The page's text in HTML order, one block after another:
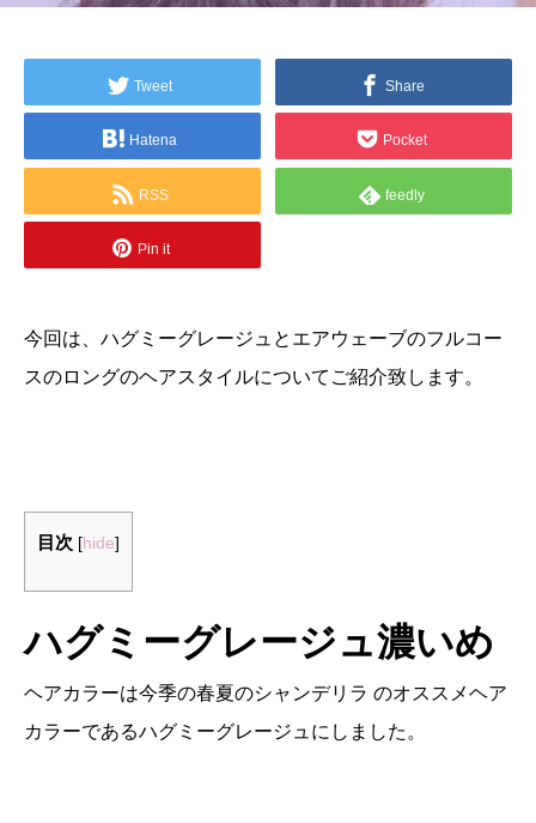
Tweet Share
Hatena Pocket
RSS feedly
Pin it
今回は、ハグミーグレージュとエアウェーブのフルコー
スのロングのヘアスタイルについてご紹介致します。
目次 [hide]
ハグミーグレージュ濃いめ
ヘアカラーは今季の春夏のシャンデリラ のオススメヘア
カラーであるハグミーグレージュにしました。